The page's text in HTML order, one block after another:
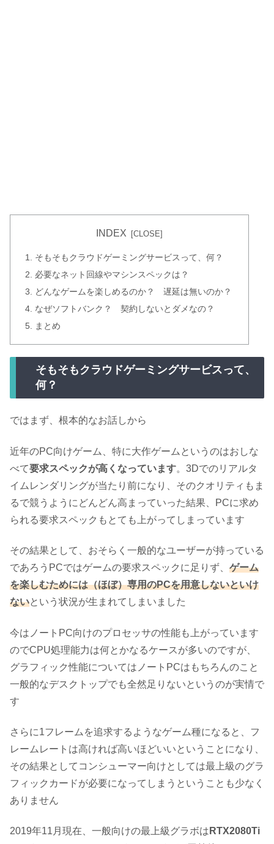
INDEX
そもそもクラウドゲーミングサービスって、何？
必要なネット回線やマシンスペックは？
どんなゲームを楽しめるのか？ 遅延は無いのか？
なぜソフトバンク？ 契約しないとダメなの？
まとめ
そもそもクラウドゲーミングサービスって、
何？
ではまず、根本的なお話しから
近年のPC向けゲーム、特に大作ゲームというのはおしな
べて要求スペックが高くなっています。3Dでのリアルタ
イムレンダリングが当たり前になり、そのクオリティもま
るで競うようにどんどん高まっていった結果、PCに求め
られる要求スペックもとても上がってしまっています
その結果として、おそらく一般的なユーザーが持っている
であろうPCではゲームの要求スペックに足りず、 ゲーム
を楽しむためには（ほぼ）専用のPCを用意しないといけ
ないという状況が生まれてしまいました
今はノートPC向けのプロセッサの性能も上がっています
のでCPU処理能力は何とかなるケースが多いのですが、
グラフィック性能についてはノートPCはもちろんのこと
一般的なデスクトップでも全然足りないというのが実情で
す
さらに1フレームを追求するようなゲーム種になると、フ
レームレートは高ければ高いほどいいということになり、
その結果としてコンシューマー向けとしては最上級のグラ
フィックカードが必要になってしまうということも少なく
ありません
2019年11月現在、一般向けの最上級グラボは RTX2080Ti